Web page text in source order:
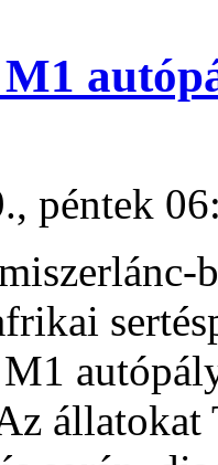
péntek
állatokat